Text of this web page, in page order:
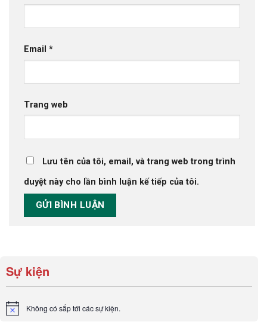
Email *
Trang web
Lưu tên của tôi, email, và trang web trong trình
duyệt này cho lần bình luận kế tiếp của tôi.
Sự kiện
Notice Không có sắp tới các sự kiện.